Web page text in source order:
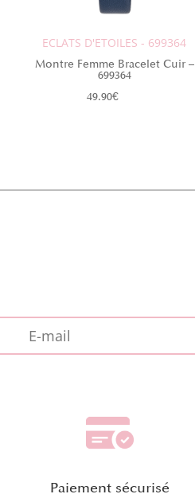
ECLATS D'ETOILES - 699364
Montre Femme Bracelet Cuir –
699364
49.90€
Paiement sécurisé